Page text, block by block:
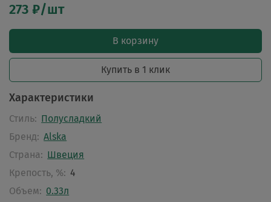
273 ₽/шт
В корзину
Купить в 1 клик
Характеристики
Стиль: Полусладкий
Бренд: Alska
Страна: Швеция
Крепость, %: 4
Объем: 0.33л